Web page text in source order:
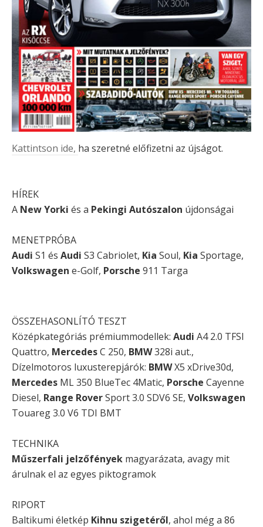
Kattintson ide, ha szeretné előfizetni az újságot.
HÍREK
A New Yorki és a Pekingi Autószalon újdonságai
MENETPRÓBA
Audi S1 és Audi S3 Cabriolet, Kia Soul, Kia Sportage,
Volkswagen e-Golf, Porsche 911 Targa
ÖSSZEHASONLÍTÓ TESZT
Középkategóriás prémiummodellek: Audi A4 2.0 TFSI
Quattro, MercedesC 250, BMW328i aut.,
Dízelmotoros luxusterepjárók: BMWX5 xDrive30d,
Mercedes ML 350 BlueTec 4Matic, Porsche Cayenne
Diesel, Range RoverSport 3.0 SDV6 SE, Volkswagen
Touareg 3.0 V6 TDI BMT
TECHNIKA
Műszerfali jelzőfények magyarázata, avagy mit
árulnak el az egyes piktogramok
RIPORT
Baltikumi életkép Kihnu szigetéről, ahol még a 86